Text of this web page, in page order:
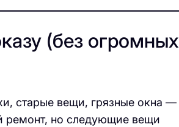
(без огромных
старые вещи, грязные окна —
ремонт, но следующие вещи